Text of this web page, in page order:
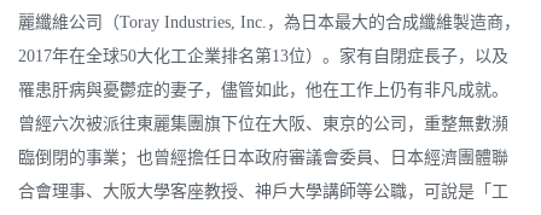
麗纖維公司（Toray Industries, Inc.，為日本最大的合成纖維製造商，
2017年在全球50大化工企業排名第13位）。家有自閉症長子，以及
罹患肝病與憂鬱症的妻子，儘管如此，他在工作上仍有非凡成就。
曾經六次被派往東麗集團旗下位在大阪、東京的公司，重整無數瀕
臨倒閉的事業；也曾經擔任日本政府審議會委員、日本經濟團體聯
合會理事、大阪大學客座教授、神戶大學講師等公職，可說是「工